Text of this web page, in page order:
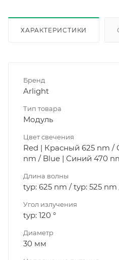
ХАРАКТЕРИСТИКИ
Бренд
Arlight
Тип товара
Модуль
Цвет свечения
Red | Красный 625 nm /
nm / Blue | Синий 470
Длина волны
typ: 625 nm / typ: 525
Угол излучения
typ: 120 °
Диаметр
30 мм